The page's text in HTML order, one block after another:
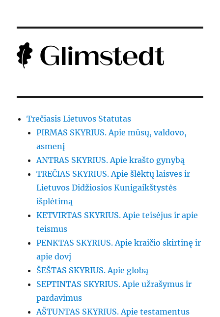
Trečiasis Lietuvos Statutas
PIRMAS SKYRIUS. Apie mūsų, valdovo,
asmenį
ANTRAS SKYRIUS. Apie krašto gynybą
TREČIAS SKYRIUS. Apie šlėktų laisves ir
Lietuvos Didžiosios Kunigaikštystės
išplėtimą
KETVIRTAS SKYRIUS. Apie teisėjus ir apie
teismus
PENKTAS SKYRIUS. Apie kraičio skirtinę ir
apie dovį
ŠEŠTAS SKYRIUS. Apie globą
SEPTINTAS SKYRIUS. Apie užrašymus ir
pardavimus
AŠTUNTAS SKYRIUS. Apie testamentus